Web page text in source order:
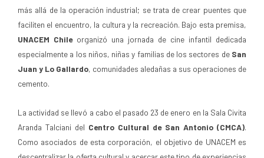
más allá de la operación industrial; se trata de crear puentes que
faciliten el encuentro, la cultura y la recreación. Bajo esta premisa,
UNACEM Chileorganizó una jornada de cine infantil dedicada
especialmente a los niños, niñas y familias de los sectores de San
Juan y Lo Gallardo, comunidades aledañas a sus operaciones de
cemento.
La actividad se llevó a cabo el pasado 23 de enero en la Sala Civita
Aranda Talciani del Centro Cultural de San Antonio (CMCA).
Como asociados de esta corporación, el objetivo de UNACEM es